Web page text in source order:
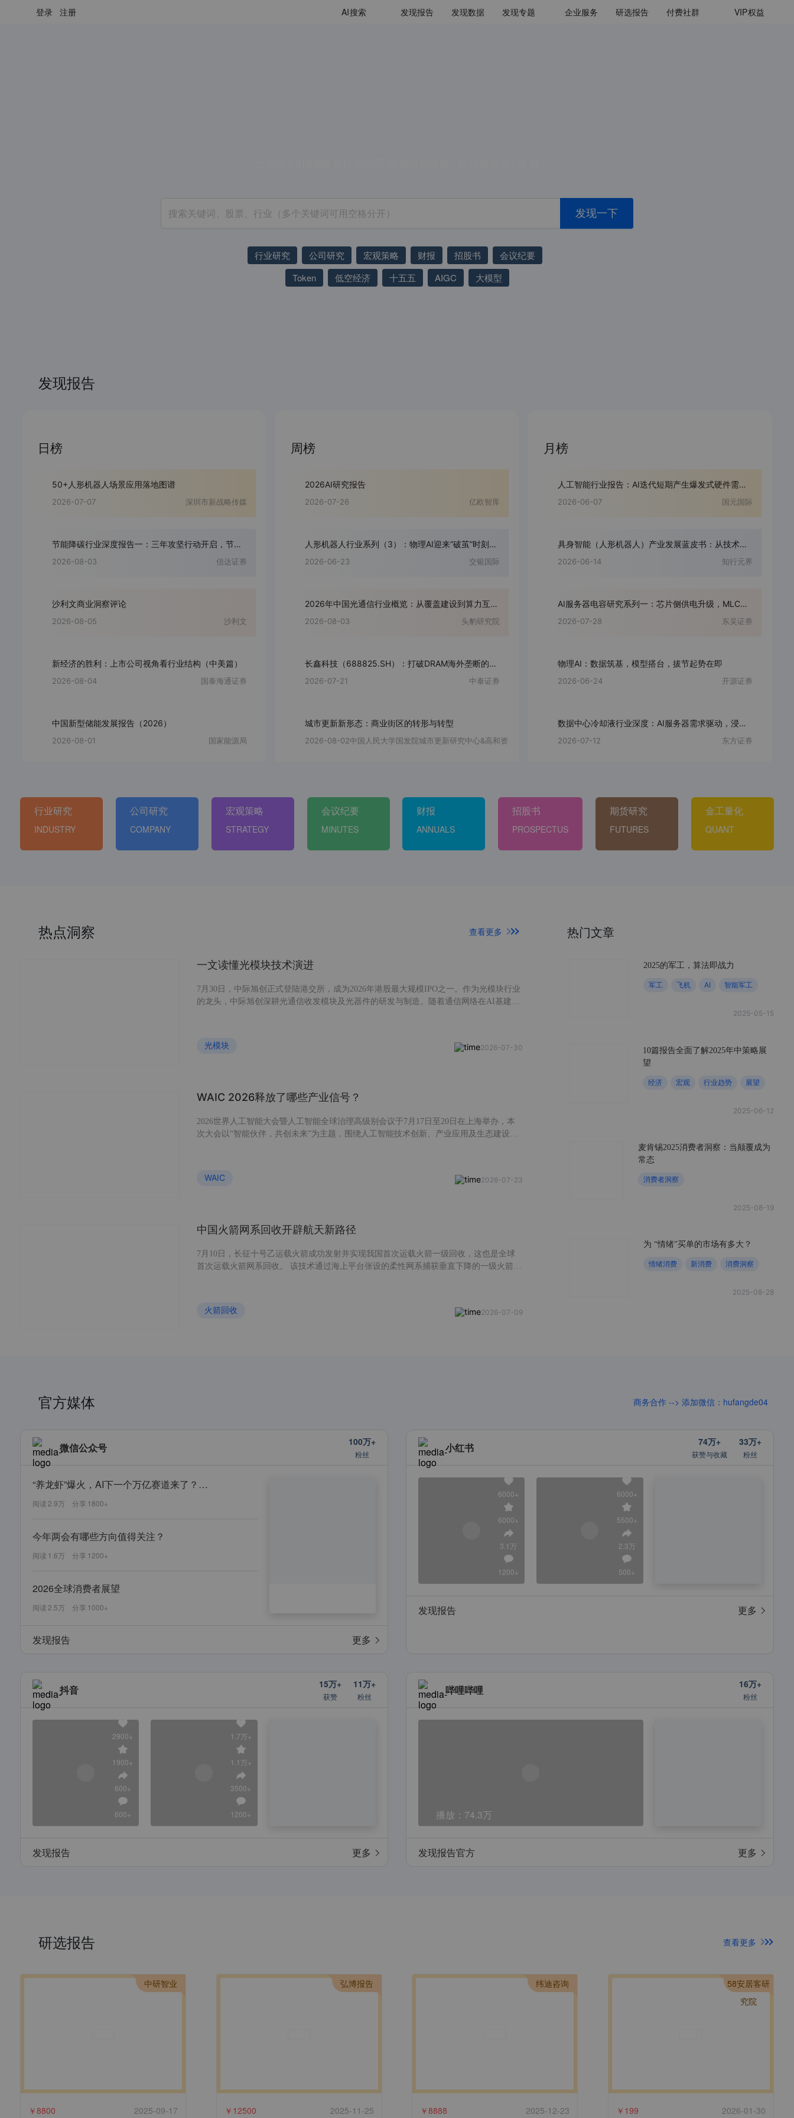
登录 注册 AI搜索 发现报告 发现数据 发现专题 企业服务 研选报告 付费社群 VIP权益
发现一下
行业研究 公司研究 宏观策略 财报 招股书
会议纪要
Token
低空经济 十五五 AIGC 大模型
发现报告
日榜
50+人形机器人场景应用落地图谱
2026-07-07 深圳市新战略传媒
节能降碳行业深度报告一：三年攻坚行动开启，节能设备厂商迎历史性机遇
2026-08-03 信达证券
沙利文商业洞察评论
2026-08-05 沙利文
新经济的胜利：上市公司视角看行业结构（中美篇）
2026-08-04 国泰海通证券
中国新型储能发展报告（2026）
2026-08-01 国家能源局
周榜
2026AI研究报告
2026-07-26 亿欧智库
人形机器人行业系列（3）：物理AI迎来“破茧”时刻，高精密零部件筑就智能之躯
2026-06-23 交银国际
2026年中国光通信行业概览：从覆盖建设到算力互联：光通信迎来高速模块与全光网升级（精华版）
2026-08-03 头豹研究院
长鑫科技（688825.SH）：打破DRAM海外垄断的本土破局者，存储大周期下驶入成长快车道
2026-07-21 中泰证券
城市更新新形态：商业街区的转形与转型
2026-08-02中国人民大学国发院城市更新研究中心&高和资本
月榜
人工智能行业报告：AI迭代短期产生爆发式硬件需求，产业整体仍处发展早期
2026-06-07 国元国际
具身智能（人形机器人）产业发展蓝皮书：从技术验证到规模化商用：新质生产力核心载体
2026-06-14 知行元界
AI服务器电容研究系列一：芯片侧供电升级，MLCC量价弹性先行
2026-07-28 东吴证券
物理AI：数据筑基，模型搭台，拔节起势在即
2026-06-24 开源证券
数据中心冷却液行业深度：AI服务器需求驱动，浸没式冷却液空间广阔
2026-07-12 东方证券
行业研究
INDUSTRY
公司研究
COMPANY
宏观策略
STRATEGY
会议纪要
MINUTES
财报
ANNUALS
招股书
PROSPECTUS
期货研究
FUTURES
金工量化
QUANT
热点洞察 查看更多 热门文章
一文读懂光模块技术演进
7月30日，中际旭创正式登陆港交所，成为2026年港股最大规模IPO之一。作为光模块行业
的龙头，中际旭创深耕光通信收发模块及光器件的研发与制造。随着通信网络在AI基建中
光模块 2026-07-30
WAIC 2026释放了哪些产业信号？
2026世界人工智能大会暨人工智能全球治理高级别会议于7月17日至20日在上海举办，本
次大会以“智能伙伴，共创未来”为主题，围绕人工智能技术创新、产业应用及生态建设等
WAIC 2026-07-23
中国火箭网系回收开辟航天新路径
7月10日，长征十号乙运载火箭成功发射并实现我国首次运载火箭一级回收，这也是全球
首次运载火箭网系回收。 该技术通过海上平台张设的柔性网系捕获垂直下降的一级火箭，
火箭回收 2026-07-09
2025的军工，算法即战力
军工 飞机 AI 智能军工
2025-05-15
10篇报告全面了解2025年中策略展
望
经济 宏观 行业趋势 展望
2025-06-12
麦肯锡2025消费者洞察：当颠覆成为
常态
消费者洞察
2025-08-19
为 “情绪”买单的市场有多大？
情绪消费 新消费 消费洞察
2025-08-28
官方媒体 商务合作 --> 添加微信：hufangde04
微信公众号 100万+
粉丝
“养龙虾”爆火，AI下一个万亿赛道来了？（内附搭建指南）
阅读 2.9万 分享 1800+
今年两会有哪些方向值得关注？
阅读 1.6万 分享 1200+
2026全球消费者展望
阅读 2.5万 分享 1000+
发现报告 更多
小红书 74万+
获赞与收藏
33万+
粉丝
6000+
6000+
3.1万
1200+
6000+
5500+
2.3万
500+
发现报告 更多
抖音 15万+
获赞
11万+
粉丝
2900+
1900+
600+
600+
1.7万+
1.1万+
3500+
1200+
发现报告 更多
哔哩哔哩 16万+
粉丝
播放： 74.3万
发现报告官方 更多
研选报告 查看更多
中研智业
￥8800 2025-09-17
弘博报告
￥ 12500 2025-11-25
纬迪咨询
￥8888 2025-12-23
58安居客研
究院
￥ 199 2026-01-30